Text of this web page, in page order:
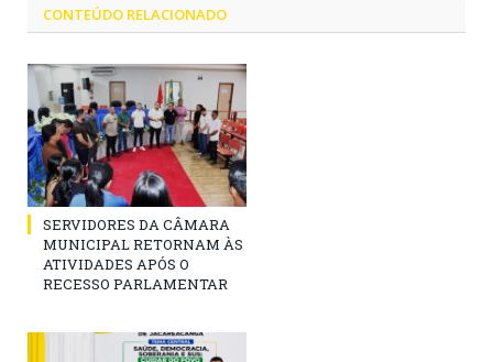
CONTEÚDO RELACIONADO
SERVIDORES DA CÂMARA
MUNICIPAL RETORNAM ÀS
ATIVIDADES APÓS O
RECESSO PARLAMENTAR